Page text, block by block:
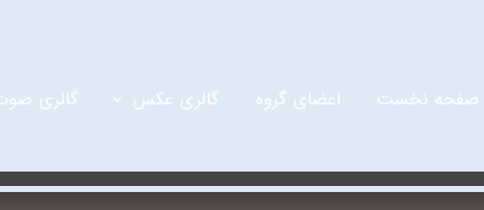
صفحه نخست اعضای گروه
گالری عکس
گالری